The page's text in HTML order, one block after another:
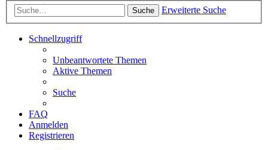
Suche Erweiterte Suche
Schnellzugriff
Unbeantwortete Themen
Aktive Themen
Suche
FAQ
Anmelden
Registrieren